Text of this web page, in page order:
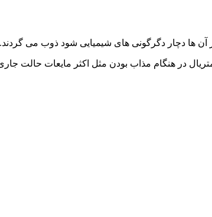
آن ها دچار دگرگونی های شیمیایی شود ذوب می گردند.
در هنگام مذاب بودن مثل اکثر مایعات حالت جاری